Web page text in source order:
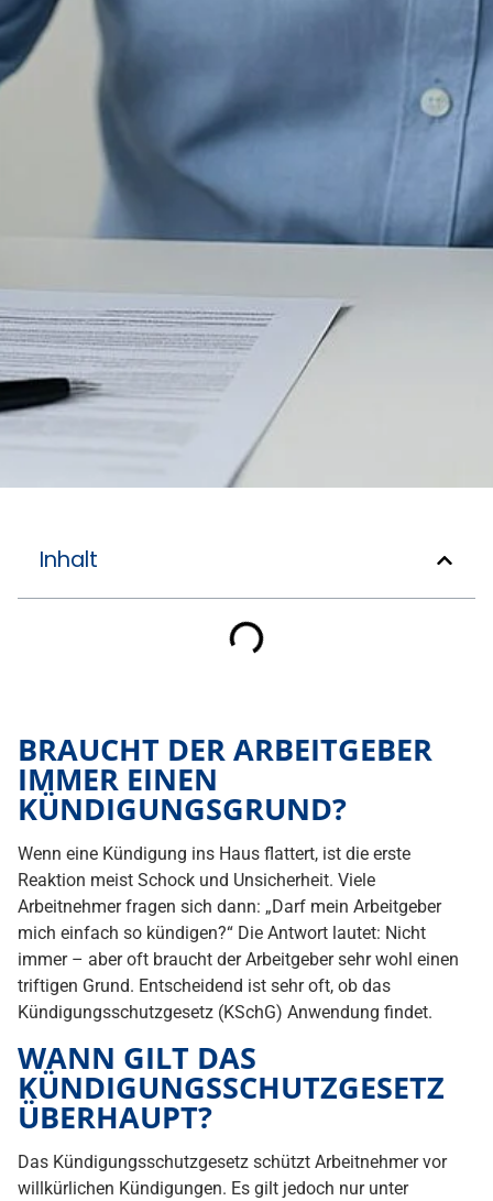
BRAUCHT DER ARBEITGEBER
IMMER EINEN
KÜNDIGUNGSGRUND?
Wenn eine Kündigung ins Haus flattert, ist die erste
Reaktion meist Schock und Unsicherheit. Viele
Arbeitnehmer fragen sich dann: „Darf mein Arbeitgeber
mich einfach so kündigen?“ Die Antwort lautet: Nicht
immer – aber oft braucht der Arbeitgeber sehr wohl einen
triftigen Grund. Entscheidend ist sehr oft, ob das
Kündigungsschutzgesetz (KSchG) Anwendung findet.
WANN GILT DAS
KÜNDIGUNGSSCHUTZGESETZ
ÜBERHAUPT?
Das Kündigungsschutzgesetz schützt Arbeitnehmer vor
willkürlichen Kündigungen. Es gilt jedoch nur unter
Inhalt